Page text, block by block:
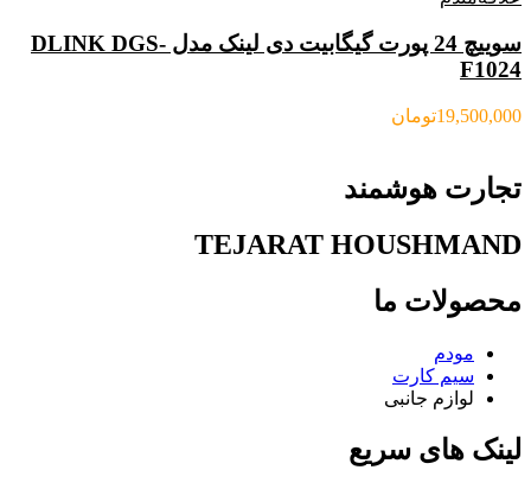
سوییچ 24 پورت گیگابیت دی لینک مدل DLINK DGS-
F1024
19,500,000تومان
تجارت هوشمند
TEJARAT HOUSHMAND
محصولات ما
مودم
سیم کارت
لوازم جانبی
لینک های سریع